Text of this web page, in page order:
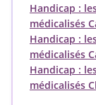
Handicap :
médicalisés
Handicap :
médicalisés
Handicap :
médicalisés